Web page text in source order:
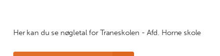
Her kan du se nøgletal for Traneskolen - Afd. Horne skole